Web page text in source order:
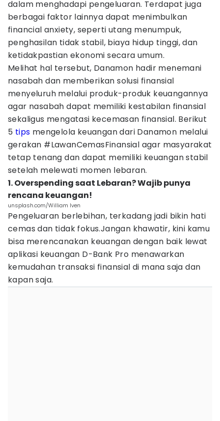
dalam menghadapi pengeluaran. Terdapat juga
berbagai faktor lainnya dapat menimbulkan
financial anxiety, seperti utang menumpuk,
penghasilan tidak stabil, biaya hidup tinggi, dan
ketidakpastian ekonomi secara umum.
Melihat hal tersebut, Danamon hadir menemani
nasabah dan memberikan solusi finansial
menyeluruh melalui produk-produk keuangannya
agar nasabah dapat memiliki kestabilan finansial
sekaligus mengatasi kecemasan finansial. Berikut
5 tips mengelola keuangan dari Danamon melalui
gerakan #LawanCemasFinansial agar masyarakat
tetap tenang dan dapat memiliki keuangan stabil
setelah melewati momen lebaran.
1. Overspending saat Lebaran? Wajib punya
rencana keuangan!
unsplash.com/William Iven
Pengeluaran berlebihan, terkadang jadi bikin hati
cemas dan tidak fokus.Jangan khawatir, kini kamu
bisa merencanakan keuangan dengan baik lewat
aplikasi keuangan D-Bank Pro menawarkan
kemudahan transaksi finansial di mana saja dan
kapan saja.